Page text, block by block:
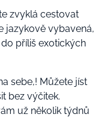
zvyklá cestovat
jazykově vybavená,
příliš exotických
sebe,! Můžete jíst
bez výčitek.
už několik týdnů